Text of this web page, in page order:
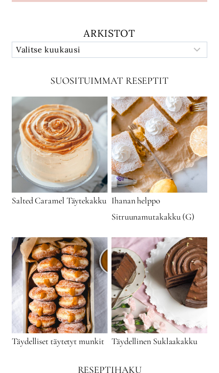
ARKISTOT
SUOSITUIMMAT RESEPTIT
Salted Caramel Täytekakku Ihanan helppo
Sitruunamutakakku (G)
Täydelliset täytetyt munkit Täydellinen Suklaakakku
RESEPTIHAKU